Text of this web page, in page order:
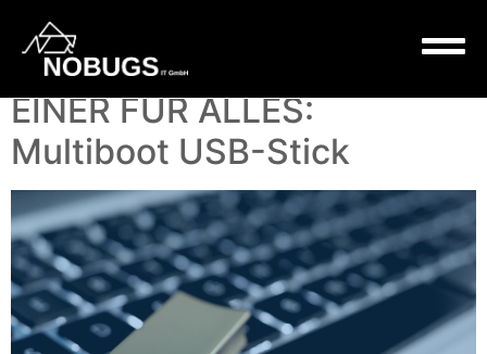
Kategorie:
EINER FÜR ALLES:
Multiboot USB-Stick